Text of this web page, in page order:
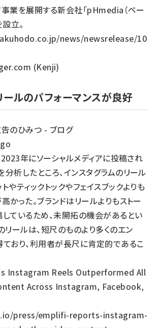
事業を展開する新会社「pHmedia（ペー
立。
news/newsrelease/10
(Kenji)
ルのパフォーマンスが良好
告のひみつ - ブログ
年にソーシャルメディアに投稿され
析したところ、インスタグラムのリール
やティックトックやフェイスブックよりも
かった。ブランドはリールよりもストー
しているため、未開拓の機会があるとい
リールは、短尺のものより多くのエン
ており、利用者が長尺に肯定的であるこ
Instagram Reels Outperformed All
Across Instagram, Facebook,
press/emplifi-reports-instagram-